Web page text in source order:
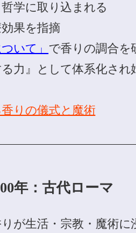
学に取り込まれる
果を指摘
いて」 で香りの調合を
』として体系化され
りの儀式と魔術
年：古代ローマ
が生活・宗教・魔術に